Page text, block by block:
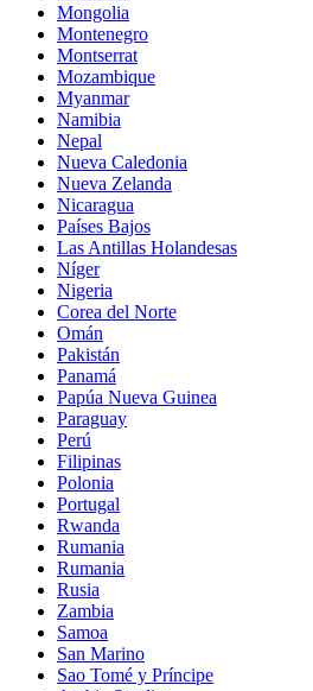
Mongolia
Montenegro
Montserrat
Mozambique
Myanmar
Namibia
Nepal
Nueva Caledonia
Nueva Zelanda
Nicaragua
Países Bajos
Las Antillas Holandesas
Níger
Nigeria
Corea del Norte
Omán
Pakistán
Panamá
Papúa Nueva Guinea
Paraguay
Perú
Filipinas
Polonia
Portugal
Rwanda
Rumania
Rumania
Rusia
Zambia
Samoa
San Marino
Sao Tomé y Príncipe